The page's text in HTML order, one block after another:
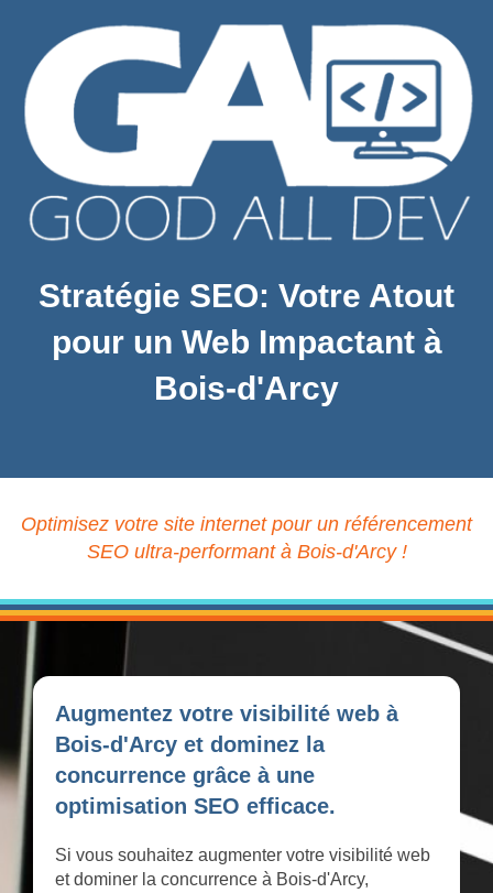
Stratégie SEO: Votre Atout
pour un Web Impactant à
Bois-d'Arcy
Optimisez votre site internet pour un référencement
SEO ultra-performant à Bois-d'Arcy !
Augmentez votre visibilité web à
Bois-d'Arcy et dominez la
concurrence grâce à une
optimisation SEO efficace.
Si vous souhaitez augmenter votre visibilité web
et dominer la concurrence à Bois-d'Arcy,